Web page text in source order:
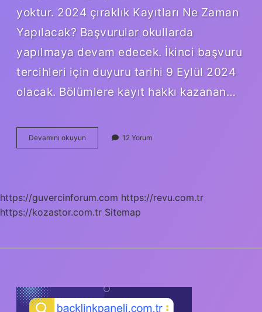
yoktur. 2024 çıraklık Kayıtları Ne Zaman
Yapılacak? Başvurular okullarda
yapılmaya devam edecek. İkinci başvuru
tercihleri ​​için duyuru tarihi 9 Eylül 2024
olacak. Bölümlere kayıt hakkı kazanan…
Devamını okuyun
Için
12 Yorum
https://guvercinforum.com https://revu.com.tr
https://kozastor.com.tr Sitemap
SIDEBAR